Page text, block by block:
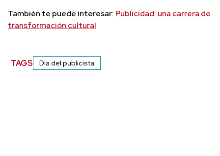
También te puede interesar: Publicidad: una carrera de
transformación cultural
TAGS Dia del publicista